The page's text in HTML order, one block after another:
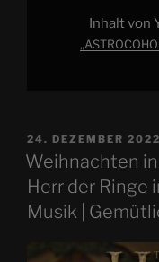
Inhalt von
VERÖFFENTLICHT
AM
24. DEZEMBER 2022
Weihnachten
Herr der Ringe
Musik |